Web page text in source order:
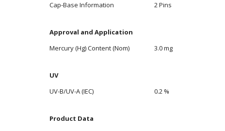
Cap-Base Information
2 Pins
Approval and Application
Mercury (Hg) Content (Nom)
3.0 mg
UV
UV-B/UV-A (IEC)
0.2 %
Product Data